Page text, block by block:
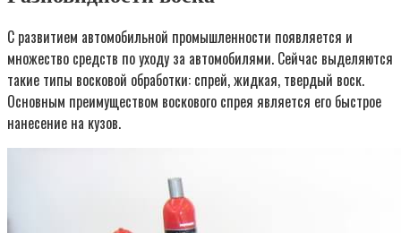
С развитием автомобильной промышленности появляется и
множество средств по уходу за автомобилями. Сейчас выделяются
такие типы восковой обработки: спрей, жидкая, твердый воск.
Основным преимуществом воскового спрея является его быстрое
нанесение на кузов.